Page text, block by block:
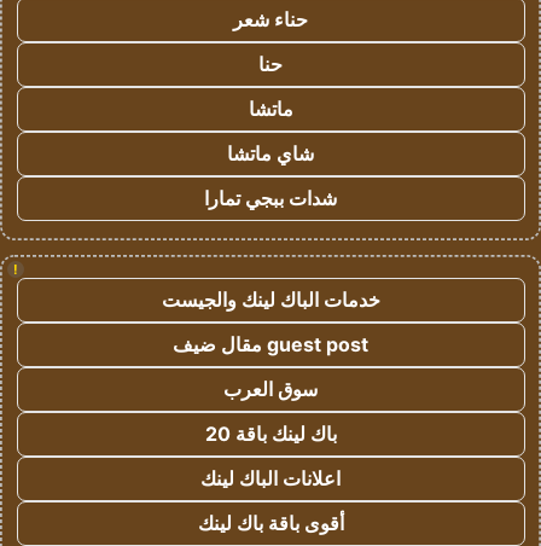
حناء شعر
حنا
ماتشا
شاي ماتشا
شدات ببجي تمارا
!
خدمات الباك لينك والجيست
guest post مقال ضيف
سوق العرب
باك لينك باقة 20
اعلانات الباك لينك
أقوى باقة باك لينك